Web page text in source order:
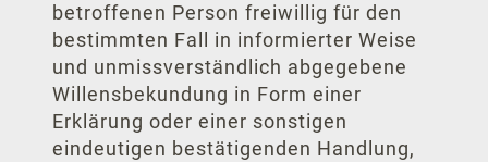
betroffenen Person freiwillig für den
bestimmten Fall in informierter Weise
und unmissverständlich abgegebene
Willensbekundung in Form einer
Erklärung oder einer sonstigen
eindeutigen bestätigenden Handlung,